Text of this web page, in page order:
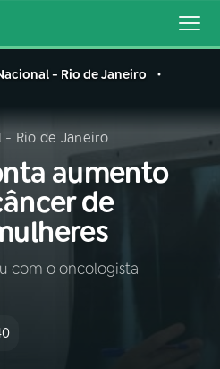
VIVO
- Rio de Janeiro
- Rio de Janeiro
aumento
de
com o oncologista